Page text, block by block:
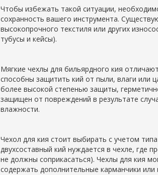
Чтобы избежать такой ситуации,
сохранность вашего инструмента.
высокопрочного текстиля или других
тубусы и кейсы).
Мягкие чехлы для бильярдного кия
способны защитить кий от пыли, влаги или
более высокой степенью защиты,
защищен от повреждений в результате
влажности.
Чехол для кия стоит выбирать с учетом
двухсоставный кий нуждается в чехле, где
не должны соприкасаться). Чехлы для кия
содержать дополнительные карманчики